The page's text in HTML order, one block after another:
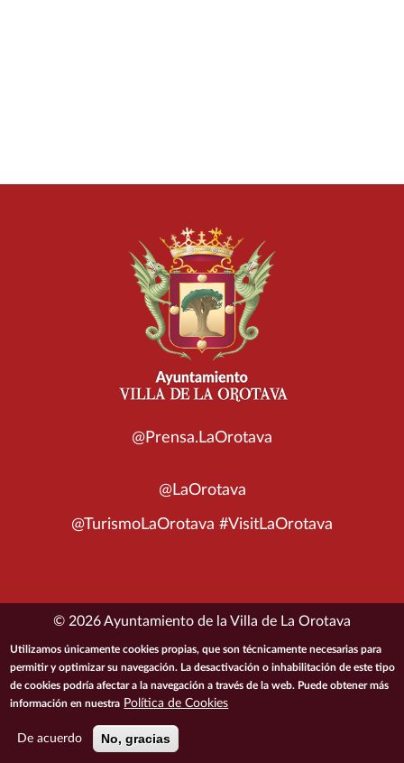
@Prensa.LaOrotava
@LaOrotava
@TurismoLaOrotava #VisitLaOrotava
© 2026 Ayuntamiento de la Villa de La Orotava
ACCESIBILIDADCONDICIONES DE USOPOLÍTICA DE PRIVACIDAD
POLÍTICA DE COOKIESMAPA DEL SITIO
Utilizamos únicamente cookies propias, que son técnicamente necesarias para
permitir y optimizar su navegación. La desactivación o inhabilitación de este tipo
de cookies podría afectar a la navegación a través de la web. Puede obtener más
información en nuestra Política de Cookies
De acuerdo No, gracias